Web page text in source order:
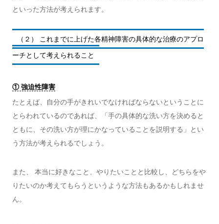
といった方法が考えられます。
（２） これまでに上げた各精神障害の具体的な治療のアプロ
ーチとして考えられること
① 強迫性障害
たとえば、自分の手がきれいでなければならないということに
とらわれているのであれば、「手の具体的な洗い方を決めると
ともに、その洗い方が理にかなっていることを説明する」とい
う方法が考えられるでしょう。
また、 本当に好きなこと、やりたいことと比較し、どちらをや
りたいのか考えてもらうというような方法もあるかもしれませ
ん。